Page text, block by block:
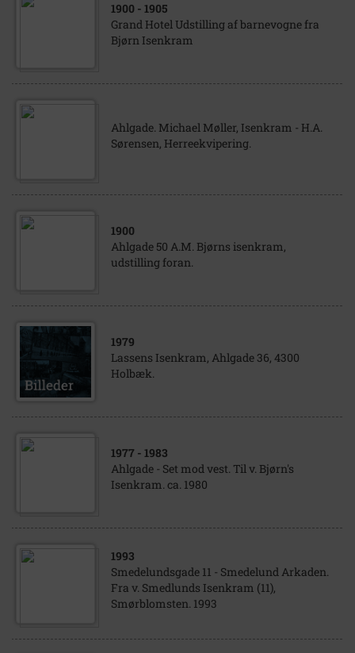
1900 - 1905
Grand Hotel Udstilling af barnevogne fra
Bjørn Isenkram
Ahlgade. Michael Møller, Isenkram - H.A.
Sørensen, Herreekvipering.
1900
Ahlgade 50 A.M. Bjørns isenkram,
udstilling foran.
1979
Lassens Isenkram, Ahlgade 36, 4300
Holbæk.
1977 - 1983
Ahlgade - Set mod vest. Til v. Bjørn's
Isenkram. ca. 1980
1993
Smedelundsgade 11 - Smedelund Arkaden.
Fra v. Smedlunds Isenkram (11),
Smørblomsten. 1993